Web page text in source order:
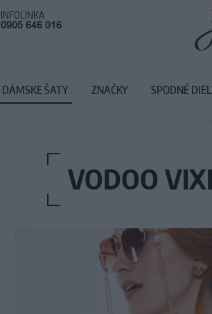
VODOO
INFOLINKA
0905 646 016
DÁMSKE ŠATY ZNAČKY SPODNÉ